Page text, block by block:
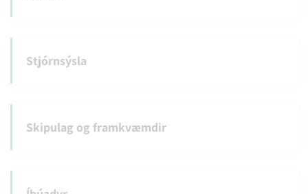
Stjórnsýsla
Skipulag og framkvæmdir